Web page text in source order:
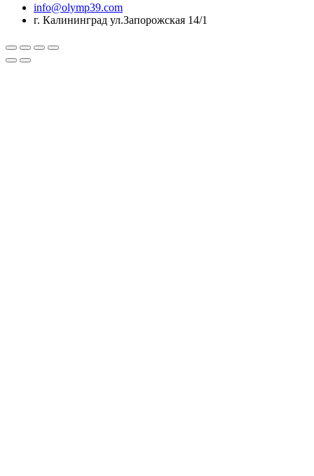
info@olymp39.com
г. Калининград ул.Запорожская 14/1